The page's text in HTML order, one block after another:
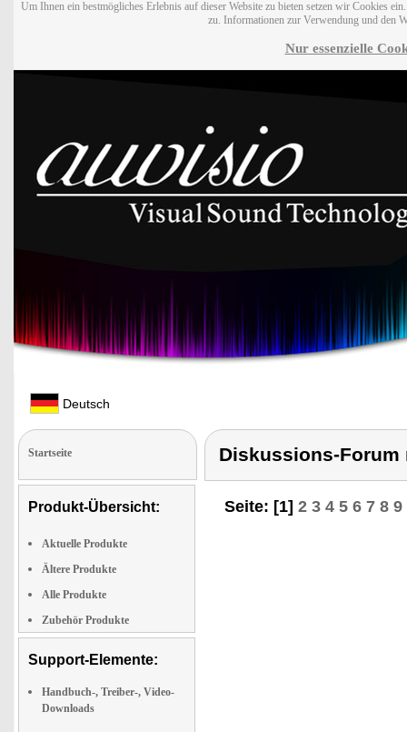
Um Ihnen ein bestmögliches Erlebnis auf dieser Website zu bieten setzen wir Cookies
zu. Informationen zur Verwendung und den
Nur essenzielle
Deutsch
Startseite
Produkt-Übersicht:
Aktuelle Produkte
Ältere Produkte
Alle Produkte
Zubehör Produkte
Support-Elemente:
Handbuch-, Treiber-, Video-
Downloads
Diskussions-
Seite: [1] 2 3 4 5 6 7 8 9